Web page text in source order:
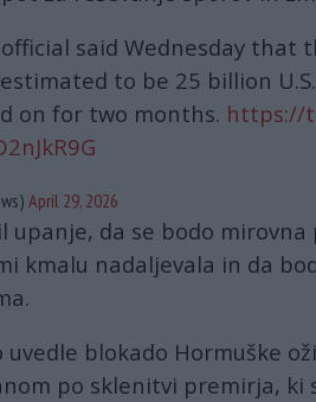
said Wednesday that
to be 25 billion
on for two months. https://
April 29, 2026
upanje, da se bodo
kmalu nadaljevala in da
uvedle blokado Hormuške
po sklenitvi premirja, ki